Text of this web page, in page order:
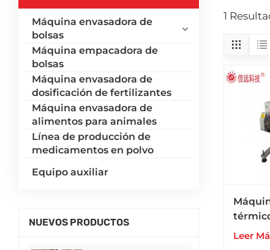
Máquina envasadora de
bolsas
Máquina empacadora de
bolsas
Máquina envasadora de
dosificación de fertilizantes
Máquina envasadora de
alimentos para animales
Línea de producción de
medicamentos en polvo
Equipo auxiliar
NUEVOS PRODUCTOS
1
Leer